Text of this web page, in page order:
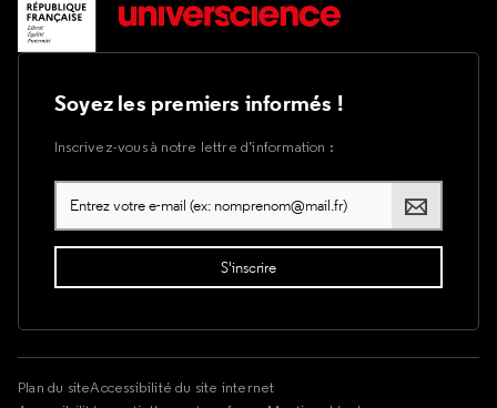
Soyez les premiers informés !
Inscrivez-vous à notre lettre d’information :
Plan du siteAccessibilité du site internet